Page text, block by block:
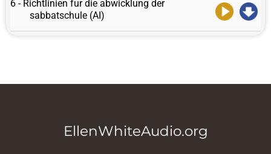
6 - Richtlinien fur die abwicklung der
sabbatschule (AI)
EllenWhiteAudio.org